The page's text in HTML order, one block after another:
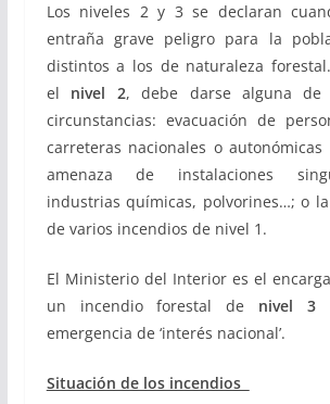
Los niveles 2 y 3 se declaran
entraña grave peligro para la
distintos a los de naturaleza
el nivel 2, debe darse alguna de
circunstancias: evacuación de
carreteras nacionales o
amenaza de instalaciones
industrias químicas, polvorines…; o
de varios incendios de nivel 1.
El Ministerio del Interior es el
un incendio forestal de nivel 3
emergencia de ‘interés nacional’.
Situación de los incendios